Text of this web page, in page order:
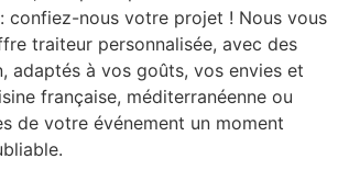
confiez-nous votre projet ! Nous vous
traiteur personnalisée, avec des
adaptés à vos goûts, vos envies et
française, méditerranéenne ou
de votre événement un moment